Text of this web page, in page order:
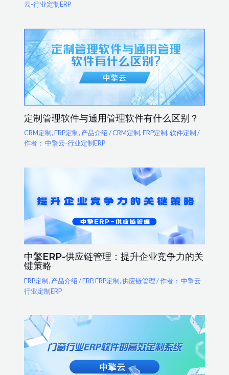
云-行业定制ERP
定制管理软件与通用管理软件有什么区别？
CRM定制,ERP定制, 产品介绍/CRM定制,ERP定制,软件定制/
作者： 中擎云-行业定制ERP
中擎ERP-供应链管理：提升企业竞争力的关
键策略
ERP定制, 产品介绍/ERP,ERP定制,供应链管理/ 作者： 中擎云-
行业定制ERP